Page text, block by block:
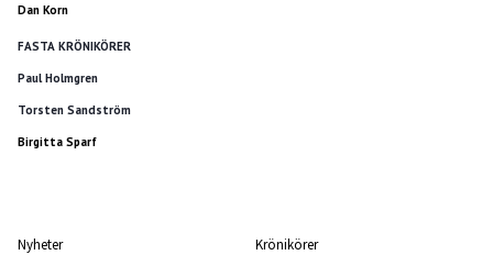
Dan Korn
FASTA KRÖNIKÖRER
Paul Holmgren
Torsten Sandström
Birgitta Sparf
Nyheter Krönikörer